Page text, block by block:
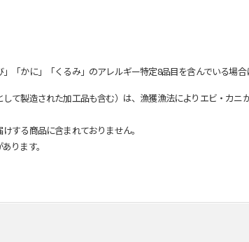
「かに」「くるみ」のアレルギー特定8品目を含んでいる場合
て製造された加工品も含む）は、漁獲漁法によりエビ・カ
する商品に含まれておりません。
ります。